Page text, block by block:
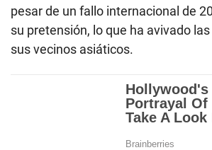
pesar de un fallo internacional de
su pretensión, lo que ha avivado
sus vecinos asiáticos.